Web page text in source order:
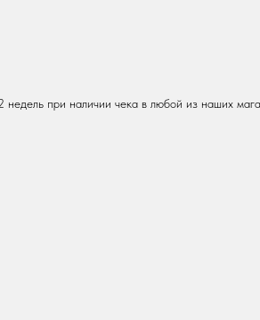
при наличии чека в любой из наших